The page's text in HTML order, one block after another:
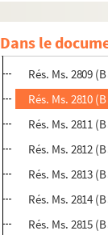
Dans le
Rés. Ms. 2810
Rés. Ms. 2811
Rés. Ms. 2812
Rés. Ms. 2813